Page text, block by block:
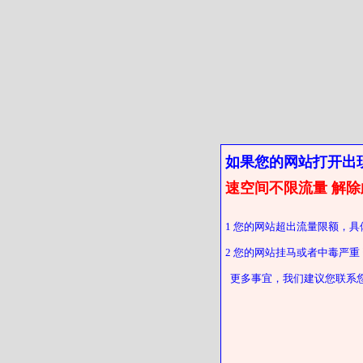
如果您的网站打开出
速空间不限流量 解
1 您的网站超出流量限额，
2 您的网站挂马或者中毒严
更多事宜，我们建议您联系